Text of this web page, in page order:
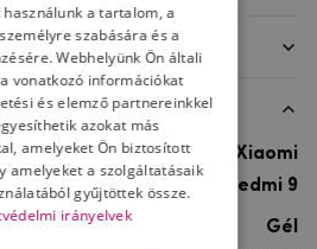
Xiaomi
Xiaomi Redmi 9
Gél
használunk a tartalom, a
szabására és a
Webhelyünk Ön általi
vonatkozó információkat
és elemző partnereinkkel
azokat más
amelyeket Ön biztosított
amelyeket a szolgáltatásaik
gyűjtöttek össze.
irányelvek